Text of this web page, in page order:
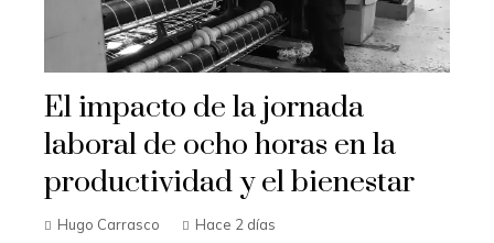
El impacto de la jornada
laboral de ocho horas en la
productividad y el bienestar
Hugo Carrasco Hace 2 días